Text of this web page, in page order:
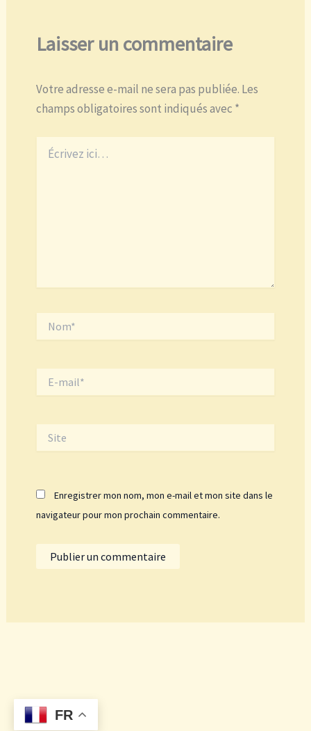
Laisser un commentaire
Votre adresse e-mail ne sera pas publiée. Les
champs obligatoires sont indiqués avec *
ici…
mail*
Enregistrer mon nom, mon e-mail et mon site dans le
navigateur pour mon prochain commentaire.
FR